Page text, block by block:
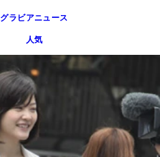
グラビアニュース
人気